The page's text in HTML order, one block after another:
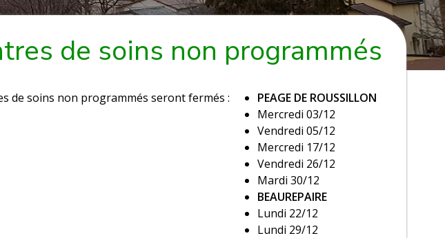
de soins non programmés
de soins non programmés seront fermés :
PEAGE DE ROUSSILLON
Mercredi 03/12
Vendredi 05/12
Mercredi 17/12
Vendredi 26/12
Mardi 30/12
BEAUREPAIRE
Lundi 22/12
Lundi 29/12